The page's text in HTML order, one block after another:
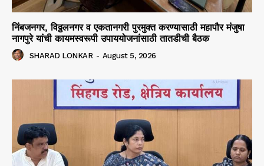
निंबजनगर, विठ्ठलनगर व एकतानगरी पुरमुक्त करण्यासाठी महापौर मंजुषा
नागपुरे यांची कायमस्वरूपी उपाययोजनांसाठी तातडीची बैठक
SHARAD LONKAR - August 5, 2026